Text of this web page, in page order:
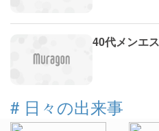
40代メンエ
# 日々の出来事